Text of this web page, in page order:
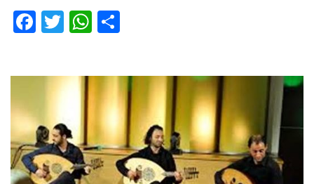
Facebook
TwitterWhatsApp